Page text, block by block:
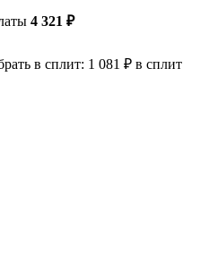
4 321 ₽
в сплит: 1 081 ₽ в сплит